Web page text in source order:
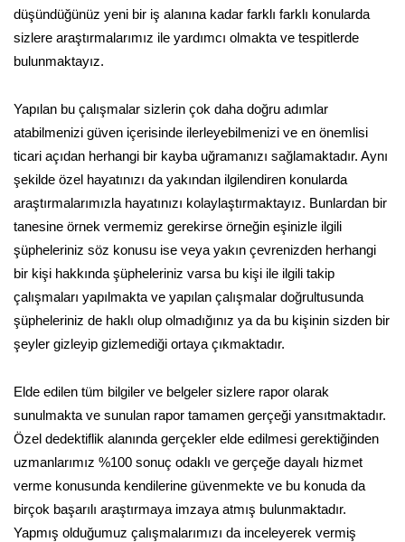
düşündüğünüz yeni bir iş alanına kadar farklı farklı konularda
sizlere araştırmalarımız ile yardımcı olmakta ve tespitlerde
bulunmaktayız.
Yapılan bu çalışmalar sizlerin çok daha doğru adımlar
atabilmenizi güven içerisinde ilerleyebilmenizi ve en önemlisi
ticari açıdan herhangi bir kayba uğramanızı sağlamaktadır. Aynı
şekilde özel hayatınızı da yakından ilgilendiren konularda
araştırmalarımızla hayatınızı kolaylaştırmaktayız. Bunlardan bir
tanesine örnek vermemiz gerekirse örneğin eşinizle ilgili
şüpheleriniz söz konusu ise veya yakın çevrenizden herhangi
bir kişi hakkında şüpheleriniz varsa bu kişi ile ilgili takip
çalışmaları yapılmakta ve yapılan çalışmalar doğrultusunda
şüpheleriniz de haklı olup olmadığınız ya da bu kişinin sizden bir
şeyler gizleyip gizlemediği ortaya çıkmaktadır.
Elde edilen tüm bilgiler ve belgeler sizlere rapor olarak
sunulmakta ve sunulan rapor tamamen gerçeği yansıtmaktadır.
Özel dedektiflik alanında gerçekler elde edilmesi gerektiğinden
uzmanlarımız %100 sonuç odaklı ve gerçeğe dayalı hizmet
verme konusunda kendilerine güvenmekte ve bu konuda da
birçok başarılı araştırmaya imzaya atmış bulunmaktadır.
Yapmış olduğumuz çalışmalarımızı da inceleyerek vermiş